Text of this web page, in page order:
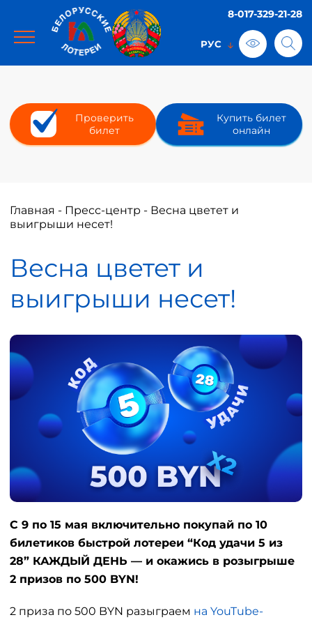
8-017-329-21-28
Проверить
билет
Купить билет
онлайн
Главная - Пресс-центр - Весна цветет и
выигрыши несет!
Весна цветет и
выигрыши несет!
С 9 по 15 мая включительно покупай по 10
билетиков быстрой лотереи “Код удачи 5 из
28” КАЖДЫЙ ДЕНЬ — и окажись в розыгрыше
2 призов по 500 BYN!
2 приза по 500 BYN разыграем на YouTube-